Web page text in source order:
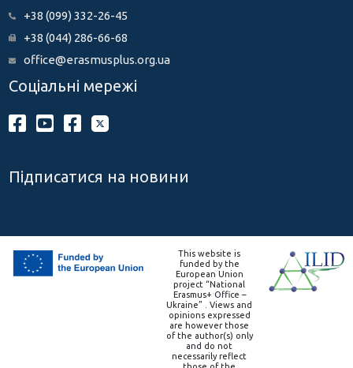
+38 (099) 332-26-45
+38 (044) 286-66-68
office@erasmusplus.org.ua
Соціальні мережі
Підписатися на новини
This website is
funded by the
European Union
project “National
Erasmus+ Office –
Ukraine” . Views and
opinions expressed
are however those
of the author(s) only
and do not
necessarily reflect